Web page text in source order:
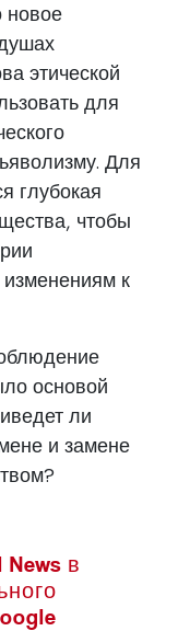
новое
этической
для
Для
глубокая
чтобы
изменениям к
основой
ли
и замене
в